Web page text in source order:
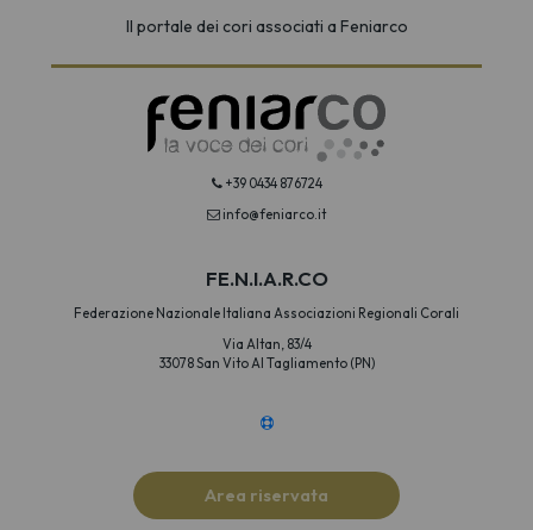
Il portale dei cori associati a Feniarco
+39 0434 876724
info@feniarco.it
FE.N.I.A.R.CO
Federazione Nazionale Italiana Associazioni Regionali Corali
Via Altan, 83/4
33078 San Vito Al Tagliamento (PN)
Area riservata